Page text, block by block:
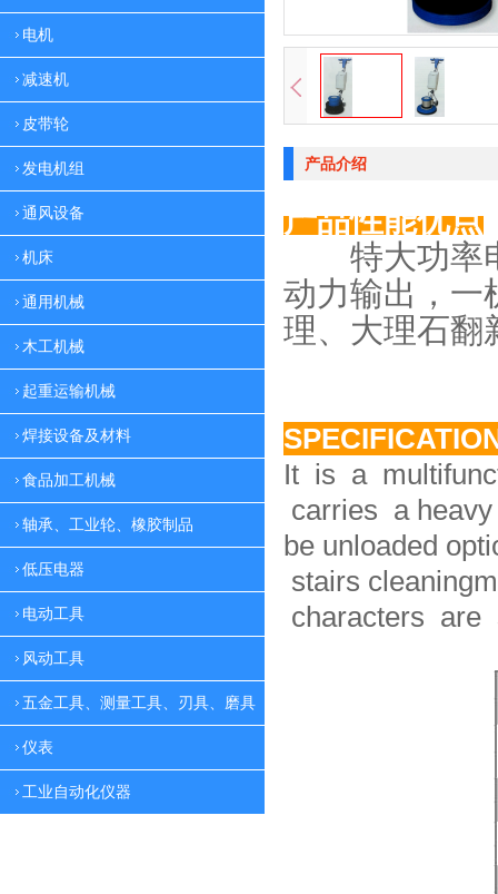
电机
减速机
皮带轮
发电机组
通风设备
机床
通用机械
木工机械
起重运输机械
焊接设备及材料
食品加工机械
轴承、工业轮、橡胶制品
低压电器
电动工具
风动工具
五金工具、测量工具、刃具、磨具
仪表
工业自动化仪器
产品介绍
产品性能优点
特大功率电
动力输出，一
理、大理石翻
It is a
carries a
be unloaded
stairs
characters